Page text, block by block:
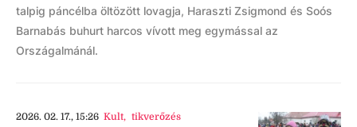
talpig páncélba öltözött lovagja, Haraszti Zsigmond és Soós
Barnabás buhurt harcos vívott meg egymással az
Országalmánál.
2026. 02. 17., 15:26 Kult, tikverőzés